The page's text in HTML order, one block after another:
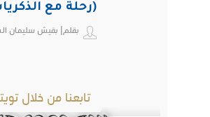
(رحلة مع
بقلم| بقيش سليمان
تابعنا من خلال